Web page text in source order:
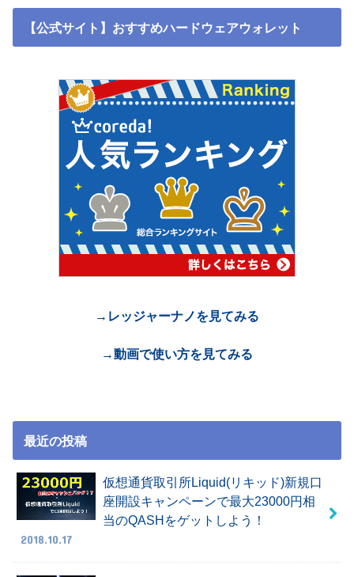
【公式サイト】おすすめハードウェアウォレット
→レッジャーナノを見てみる
→動画で使い方を見てみる
最近の投稿
仮想通貨取引所Liquid(リキッド)新規口
座開設キャンペーンで最大23000円相
当のQASHをゲットしよう！
2018.10.17